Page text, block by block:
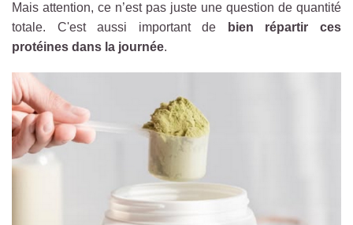
Mais attention, ce n’est pas juste une question de quantité
totale. C'est aussi important de
bien répartir ces
protéines dans la journée.